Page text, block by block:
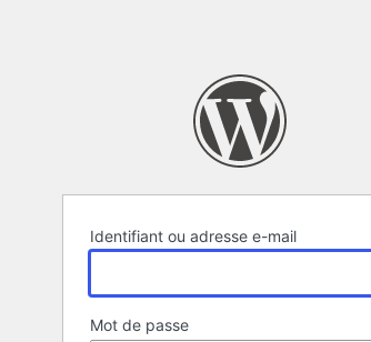
Identifiant ou adresse e-mail
Mot de passe